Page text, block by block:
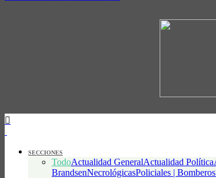
SECCIONES
TodoActualidad GeneralActualidad Política
BrandsenNecrológicasPoliciales | Bomberos